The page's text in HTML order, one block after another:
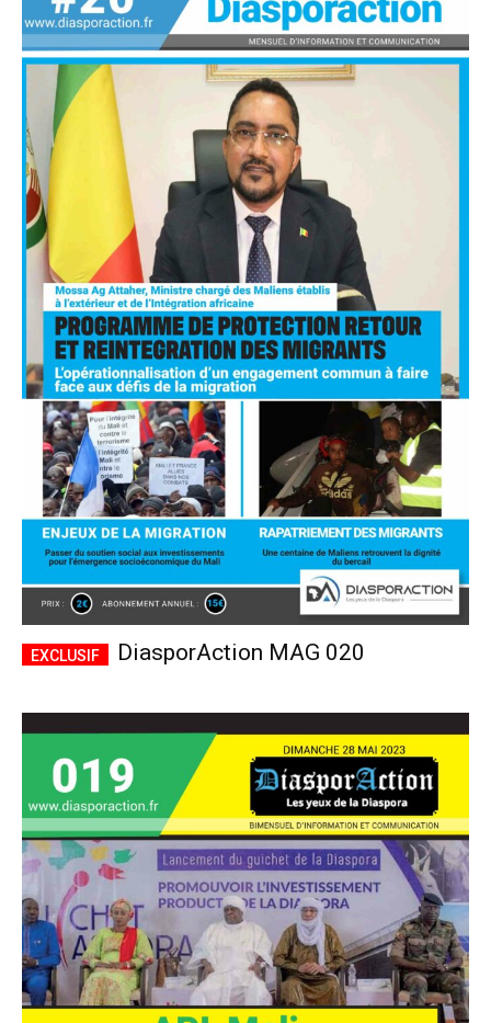
DiasporAction MAG 020